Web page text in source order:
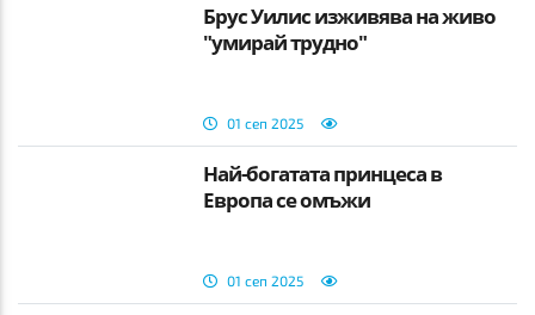
Брус Уилис изживява на живо
"умирай трудно"
01 сеп 2025
Най-богатата принцеса в
Европа се омъжи
01 сеп 2025